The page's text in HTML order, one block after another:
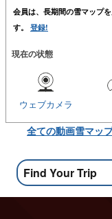
会員は、長期間の雪マップ
す。 登録!
現在の状態
ウェブカメラ
全ての動画雪マッ
Find Your Trip